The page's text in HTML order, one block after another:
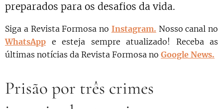
preparados para os desafios da vida.
Siga a Revista Formosa no Instagram. Nosso canal no
WhatsApp e esteja sempre atualizado! Receba as
últimas notícias da Revista Formosa no Google News.
Prisão por três crimes